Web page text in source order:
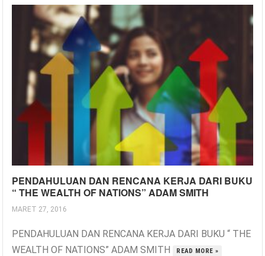
PENDAHULUAN DAN RENCANA KERJA DARI BUKU
“ THE WEALTH OF NATIONS” ADAM SMITH
MARET 27, 2016
PENDAHULUAN DAN RENCANA KERJA DARI BUKU “ THE
WEALTH OF NATIONS” ADAM SMITH
READ MORE »